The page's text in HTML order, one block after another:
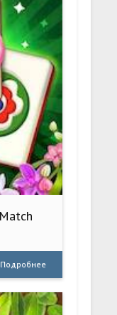
Подробнее